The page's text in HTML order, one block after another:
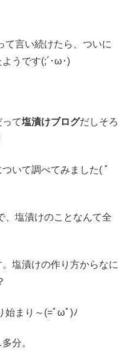
て言い続けたら、ついに
ようです(;´･ω･)
て塩漬けブログだしそろ
ついて調べてみました( ﾟ
、塩漬けのことなんて全
。塩漬けの作り方からなに
始まり～(=ﾟωﾟ)ﾉ
分。